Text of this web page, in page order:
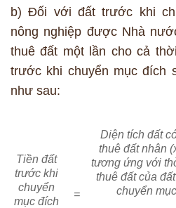
b) Đối với đất trước khi
nông nghiệp được Nhà
thuê đất một lần cho cả
trước khi chuyển mục đích
như sau:
Tiền đất
trước khi
chuyển
mục đích
=
Diện tích đất
thuê đất nhân
tương ứng với
thuê đất của
chuyển